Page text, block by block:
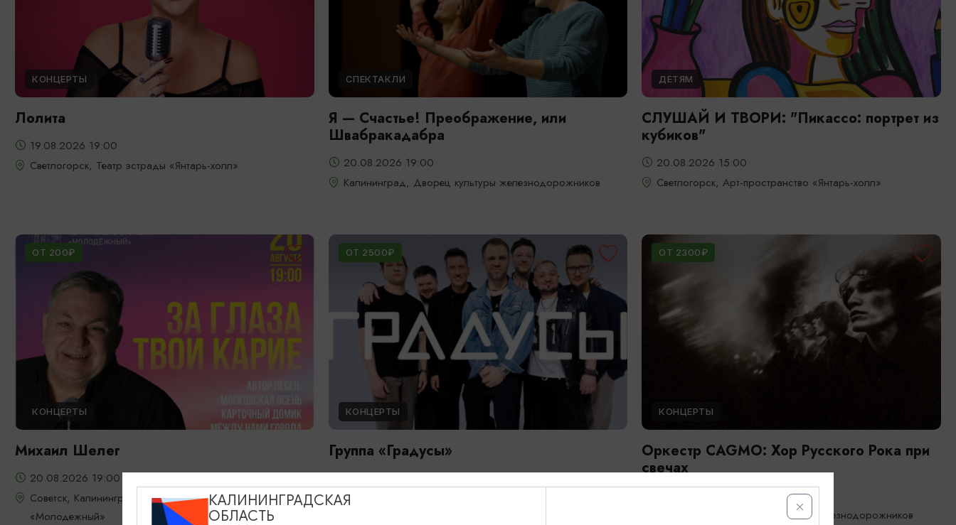
КОНЦЕРТЫ
Лолита
19.08.2026 19:00
Светлогорск, Театр эстрады «Янтарь-холл»
СПЕКТАКЛИ
Я — Счастье! Преображение, или
Швабракадабра
20.08.2026 19:00
Калининград, Дворец культуры железнодорожников
ДЕТЯМ
СЛУШАЙ И ТВОРИ: "Пикассо: портрет из
кубиков"
20.08.2026 15:00
Светлогорск, Арт-пространство «Янтарь-холл»
ОТ 200₽
КОНЦЕРТЫ
Михаил Шелег
20.08.2026 19:00
Советск, Калининградский областной театр юного зрителя
«Молодежный»
ОТ 2500₽
КОНЦЕРТЫ
Группа «Градусы»
Светлогорск, Театр эстрады «Янтарь-холл»
ОТ 2300₽
КОНЦЕРТЫ
Оркестр CAGMO: Хор Русского Рока при
свечах
Калининград, Дворец культуры железнодорожников
КАЛИНИНГРАДСКАЯ
ОБЛАСТЬ